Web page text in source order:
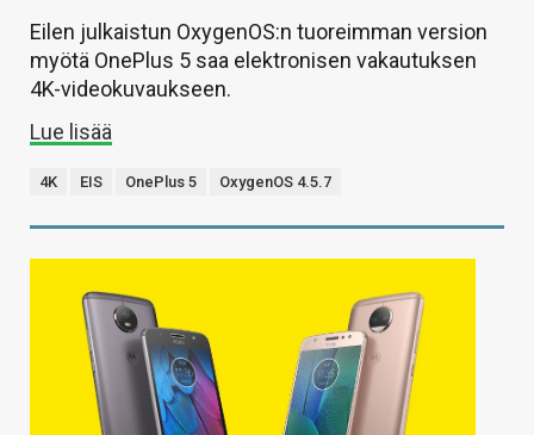
Eilen julkaistun OxygenOS:n tuoreimman version
myötä OnePlus 5 saa elektronisen vakautuksen
4K-videokuvaukseen.
Lue lisää
4K EIS OnePlus 5 OxygenOS 4.5.7